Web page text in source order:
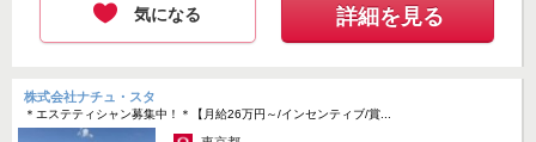
気になる 詳細を見る
株式会社ナチュ・スタ
＊エステティシャン募集中！＊【月給26万円～/インセンティブ/賞...